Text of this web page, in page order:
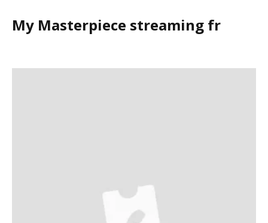
My Masterpiece streaming fr